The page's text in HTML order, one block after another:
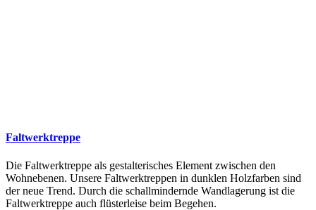
Faltwerktreppe
Die Faltwerktreppe als gestalterisches Element zwischen den
Wohnebenen. Unsere Faltwerktreppen in dunklen Holzfarben sind
der neue Trend. Durch die schallmindernde Wandlagerung ist die
Faltwerktreppe auch flüsterleise beim Begehen.